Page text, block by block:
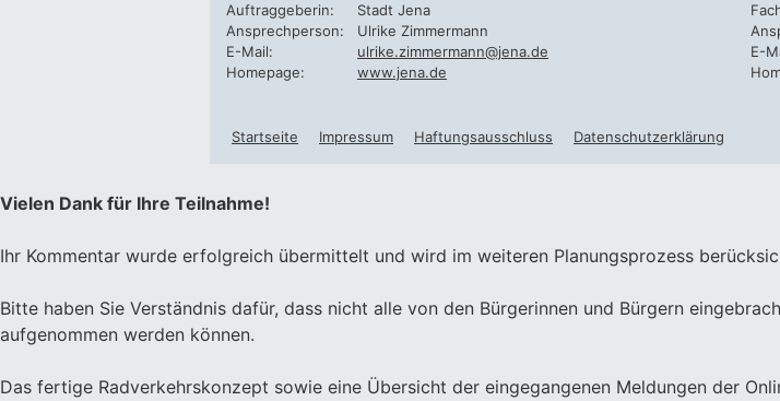
Auftraggeberin:
Stadt Jena
Ansprechperson:
Ulrike Zimmermann
E-Mail:
ulrike.zimmermann@jena.de
Homepage:
www.jena.de
E-
Startseite Impressum Haftungsausschluss Datenschutzerklärung
Vielen Dank für Ihre Teilnahme!
Ihr Kommentar wurde erfolgreich übermittelt und wird im weiteren Planungsprozess
Bitte haben Sie Verständnis dafür, dass nicht alle von den Bürgerinnen und Bürgern
aufgenommen werden können.
Das fertige Radverkehrskonzept sowie eine Übersicht der eingegangenen Meldungen der